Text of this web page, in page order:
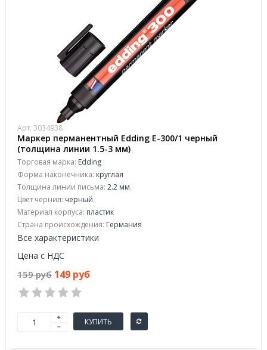
Арт. 3034938
Маркер перманентный Edding E-300/1 черный
(толщина линии 1.5-3 мм)
Торговая марка: Edding
Форма наконечника: круглая
Толщина линии письма: 2.2 мм
Цвет чернил: черный
Материал корпуса: пластик
Страна происхождения: Германия
Все характеристики
Цена с НДС
159 руб 149 руб
КУПИТЬ